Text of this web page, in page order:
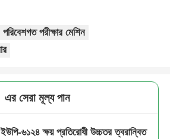
পরিবেশগত পরীক্ষার মেশিন
এর সেরা মূল্য পান
ইউপি-৬১২৪ ক্ষয় প্রতিরোধী উচ্চতর ত্বরান্বিত